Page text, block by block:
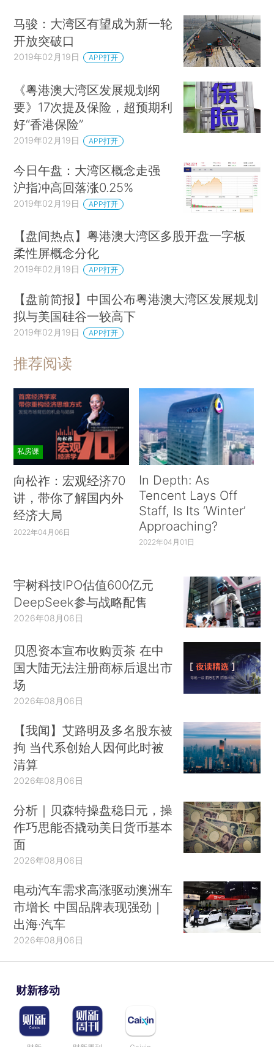
马骏：大湾区有望成为新一轮
开放突破口
2019年02月19日 APP打开
《粤港澳大湾区发展规划纲
要》17次提及保险，超预期利
好“香港保险”
2019年02月19日 APP打开
今日午盘：大湾区概念走强
沪指冲高回落涨0.25%
2019年02月19日 APP打开
【盘间热点】粤港澳大湾区多股开盘一字板
柔性屏概念分化
2019年02月19日 APP打开
【盘前简报】中国公布粤港澳大湾区发展规划
拟与美国硅谷一较高下
2019年02月19日 APP打开
推荐阅读
私房课
向松祚：宏观经济70
讲，带你了解国内外
经济大局
2022年04月06日
In Depth: As
Tencent Lays Off
Staff, Is Its ‘Winter’
Approaching?
2022年04月01日
宇树科技IPO估值600亿元
DeepSeek参与战略配售
2026年08月06日
贝恩资本宣布收购贡茶 在中
国大陆无法注册商标后退出市
场
2026年08月06日
【我闻】艾路明及多名股东被
拘 当代系创始人因何此时被
清算
2026年08月06日
分析｜贝森特操盘稳日元，操
作巧思能否撬动美日货币基本
面
2026年08月06日
电动汽车需求高涨驱动澳洲车
市增长 中国品牌表现强劲｜
出海·汽车
2026年08月06日
财新移动